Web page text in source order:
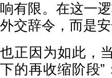
响有限。在这一
外交辞令，而是
也正因为如此，
下的再收缩阶段